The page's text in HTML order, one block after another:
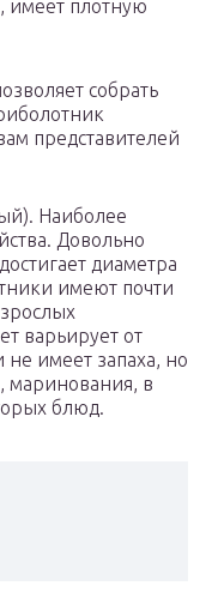
имеет плотную
собрать
представителей
Наиболее
Довольно
диаметра
имеют почти
варьирует от
имеет запаха, но
маринования, в
блюд.